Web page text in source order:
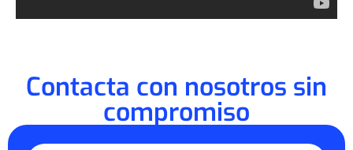
Contacta con nosotros sin
compromiso